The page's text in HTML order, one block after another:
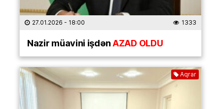
27.01.2026 - 18:00 1333
Nazir müavini işdənAZAD OLDU
Aqrar